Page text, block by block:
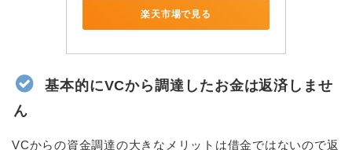
楽天市場で見る
基本的にVCから調達したお金は返済しませ
ん
VCからの資金調達の大きなメリットは借金ではないので返